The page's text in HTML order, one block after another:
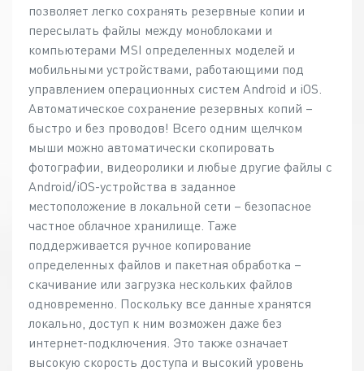
позволяет легко сохранять резервные копии и
пересылать файлы между моноблоками и
компьютерами MSI определенных моделей и
мобильными устройствами, работающими под
управлением операционных систем Android и iOS.
Автоматическое сохранение резервных копий –
быстро и без проводов! Всего одним щелчком
мыши можно автоматически скопировать
фотографии, видеоролики и любые другие файлы с
Android/iOS-устройства в заданное
местоположение в локальной сети – безопасное
частное облачное хранилище. Таже
поддерживается ручное копирование
определенных файлов и пакетная обработка –
скачивание или загрузка нескольких файлов
одновременно. Поскольку все данные хранятся
локально, доступ к ним возможен даже без
интернет-подключения. Это также означает
высокую скорость доступа и высокий уровень